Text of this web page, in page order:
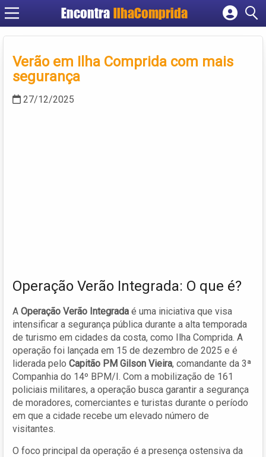
EncontraIlhaComprida
Cadastrar empresa
Criar conta
Verão em Ilha Comprida com mais
segurança
27/12/2025
Operação Verão Integrada: O que é?
A Operação Verão Integrada é uma iniciativa que visa
intensificar a segurança pública durante a alta temporada
de turismo em cidades da costa, como Ilha Comprida. A
operação foi lançada em 15 de dezembro de 2025 e é
liderada pelo Capitão PM Gilson Vieira, comandante da 3ª
Companhia do 14º BPM/I. Com a mobilização de 161
policiais militares, a operação busca garantir a segurança
de moradores, comerciantes e turistas durante o período
em que a cidade recebe um elevado número de
visitantes.
O foco principal da operação é a presença ostensiva da